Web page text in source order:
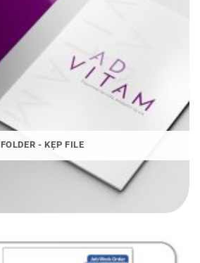
FOLDER - KẸP FILE